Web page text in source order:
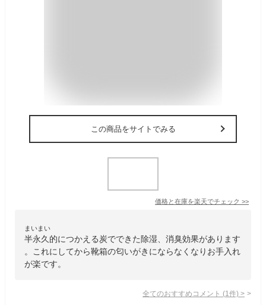
この商品をサイトでみる
価格と在庫を楽天でチェック >>
まいまい
半永久的につかえる炭でできた除湿、消臭効果があります
。これにしてから靴箱の匂いがきにならなくなりお手入れ
が楽です。
全てのおすすめコメント (1 件) >